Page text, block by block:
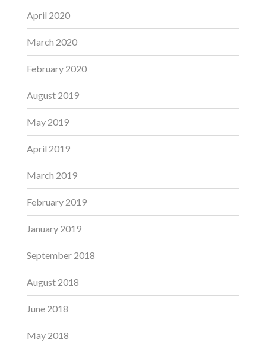
April 2020
March 2020
February 2020
August 2019
May 2019
April 2019
March 2019
February 2019
January 2019
September 2018
August 2018
June 2018
May 2018